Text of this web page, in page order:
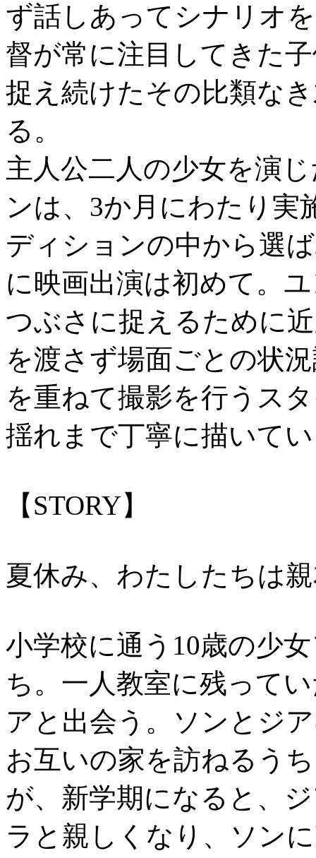
ず話しあってシナリオ
督が常に注目してきた
捉え続けたその比類な
る。
主人公二人の少女を演
ンは、3か月にわたり実
ディションの中から選
に映画出演は初めて。
つぶさに捉えるために
を渡さず場面ごとの状
を重ねて撮影を行うス
揺れまで丁寧に描いて
【STORY】
夏休み、わたしたちは
小学校に通う10歳の少
ち。一人教室に残って
アと出会う。ソンとジ
お互いの家を訪ねるう
が、新学期になると、
ラと親しくなり、ソン